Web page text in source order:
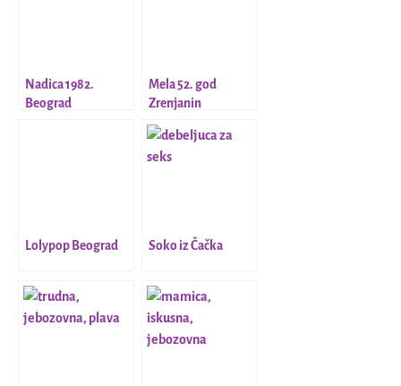
Nadica 1982.
Beograd
Mela 52. god
Zrenjanin
Lolypop Beograd Soko iz Čačka